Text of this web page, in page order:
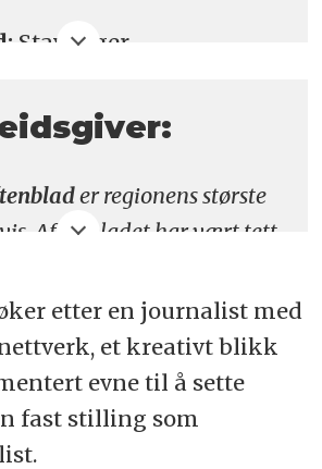
Stavanger
er regionens største
Aftenbladet har vært tett
gleder og sorger helt siden
1. september 1893. Vi har
en svært god utvikling
og solid
70 personer i
etter en journalist med
et kreativt blikk
evne til å sette
fast stilling som